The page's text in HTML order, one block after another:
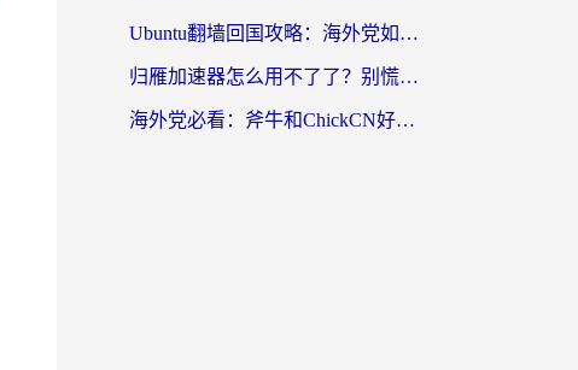
Ubuntu翻墙回国攻略：海外党如何选对加速器，无缝刷国内剧玩游戏？
归雁加速器怎么用不了了？别慌，这篇指南教你如何丝滑“回家”
海外党必看：斧牛和ChickCN好用吗？3款热门加速器实测+番茄加速器深度体验